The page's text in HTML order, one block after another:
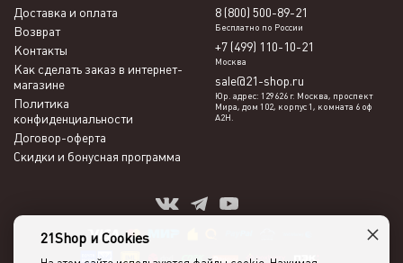
Доставка и оплата
Возврат
Контакты
Как сделать заказ в интернет-
магазине
Политика
конфиденциальности
Договор-оферта
Скидки и бонусная программа
8 (800) 500-89-21
Бесплатно по России
+7 (499) 110-10-21
Москва
sale@21-shop.ru
Юр. адрес: 129626 г. Москва, проспект
Мира, дом 102, корпус 1, комната 6 оф
А2Н.
21Shop и Cookies ×